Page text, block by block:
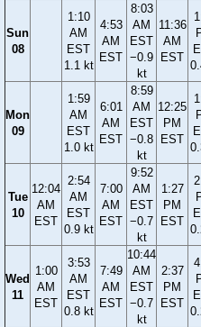
Sun
08
1:10
AM
EST
1.1 kt
4:53
AM
EST
8:03
AM
EST
−0.9
kt
11:36
AM
EST
Mon
09
1:59
AM
EST
1.0 kt
6:01
AM
EST
8:59
AM
EST
−0.8
kt
12:25
PM
EST
Tue
10
12:04
AM
EST
2:54
AM
EST
0.9 kt
7:00
AM
EST
9:52
AM
EST
−0.7
kt
1:27
PM
EST
Wed
11
1:00
AM
EST
3:53
AM
EST
0.8 kt
7:49
AM
EST
10:44
AM
EST
−0.7
kt
2:37
PM
EST